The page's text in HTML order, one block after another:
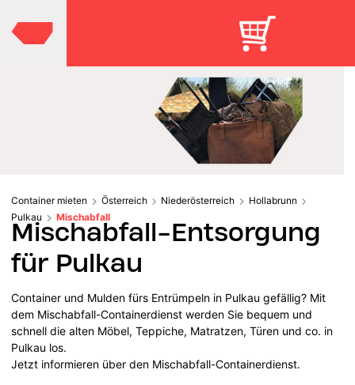
Container mieten Österreich Niederösterreich
Hollabrunn
Pulkau
Mischabfall
Mischabfall-Entsorgung
für Pulkau
Container und Mulden fürs Entrümpeln in Pulkau gefällig? Mit
dem Mischabfall-Containerdienst werden Sie bequem und
schnell die alten Möbel, Teppiche, Matratzen, Türen und co. in
Pulkau los.
Jetzt informieren über den Mischabfall-Containerdienst.